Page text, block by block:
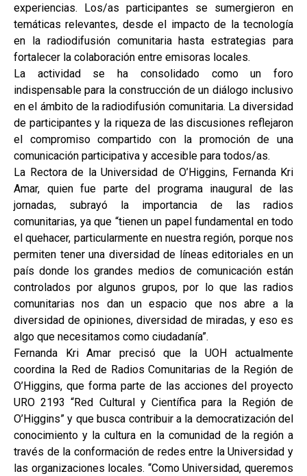
experiencias. Los/as participantes se sumergieron en
temáticas relevantes, desde el impacto de la tecnología
en la radiodifusión comunitaria hasta estrategias para
fortalecer la colaboración entre emisoras locales.
La actividad se ha consolidado como un foro
indispensable para la construcción de un diálogo inclusivo
en el ámbito de la radiodifusión comunitaria. La diversidad
de participantes y la riqueza de las discusiones reflejaron
el compromiso compartido con la promoción de una
comunicación participativa y accesible para todos/as.
La Rectora de la Universidad de O’Higgins, Fernanda Kri
Amar, quien fue parte del programa inaugural de las
jornadas, subrayó la importancia de las radios
comunitarias, ya que “tienen un papel fundamental en todo
el quehacer, particularmente en nuestra región, porque nos
permiten tener una diversidad de líneas editoriales en un
país donde los grandes medios de comunicación están
controlados por algunos grupos, por lo que las radios
comunitarias nos dan un espacio que nos abre a la
diversidad de opiniones, diversidad de miradas, y eso es
algo que necesitamos como ciudadanía”.
Fernanda Kri Amar precisó que la UOH actualmente
coordina la Red de Radios Comunitarias de la Región de
O’Higgins, que forma parte de las acciones del proyecto
URO 2193 “Red Cultural y Científica para la Región de
O’Higgins” y que busca contribuir a la democratización del
conocimiento y la cultura en la comunidad de la región a
través de la conformación de redes entre la Universidad y
las organizaciones locales. “Como Universidad, queremos